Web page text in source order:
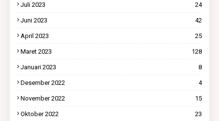
Juli 2023 24
Juni 2023 42
April 2023 25
Maret 2023 128
Januari 2023 8
Desember 2022 4
November 2022 15
Oktober 2022 23